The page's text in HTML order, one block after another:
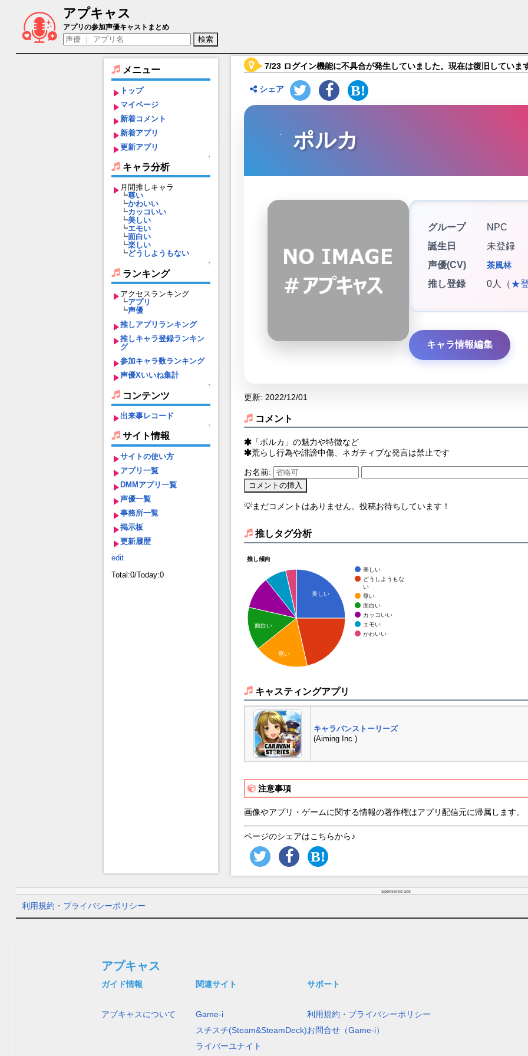
アプキャス
ポルカ（声優：茶風林)【キャラバンストーリーズ】キャラ紹介
アプリの参加声優キャストまとめ
メニュー
トップ
マイページ
新着コメント
新着アプリ
更新アプリ
↑
キャラ分析
月間推しキャラ
┗尊い
┗かわいい
┗カッコいい
┗美しい
┗エモい
┗面白い
┗楽しい
┗どうしようもない
↑
ランキング
アクセスランキング
┗アプリ
┗声優
推しアプリランキング
推しキャラ登録ランキン
グ
参加キャラ数ランキング
声優Xいいね集計
↑
コンテンツ
出来事レコード
↑
サイト情報
サイトの使い方
アプリ一覧
DMMアプリ一覧
声優一覧
事務所一覧
掲示板
更新履歴
edit
Total:0/Today:0
7/23 ログイン機能に不具合が発生していました。現在は復旧していま
シェア
ポルカ
グループ
NPC
誕生日
未登録
声優(CV)
茶風林
推し登録 0人（★
キャラ情報編集
更新: 2022/12/01
コメント
「ポルカ」の魅力や特徴など
荒らし行為や誹謗中傷、ネガティブな発言は禁止です
お名前:
💡まだコメントはありません。投稿お待ちしています！
推しタグ分析
推し傾向
美しい
どうしようもな
い
尊い
面白い
カッコいい
エモい
かわいい
美しい
面白い
尊い
キャスティングアプリ
キャラバンストーリーズ
(Aiming Inc.)
注意事項
画像やアプリ・ゲームに関する情報の著作権はアプリ配信元に帰属します。
ページのシェアはこちらから♪
Sponsored ads
利用規約・プライバシーポリシー
アプキャス
ガイド情報
アプキャスについて
関連サイト
Game-i
スチスチ(Steam&SteamDeck)
ライバーユナイト
サポート
利用規約・プライバシーポリシー
お問合せ（Game-i）